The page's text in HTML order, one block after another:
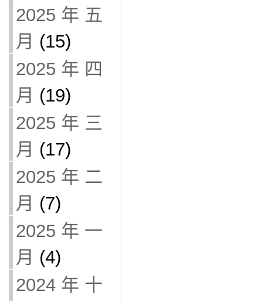
2025 年 五
月 (15)
2025 年 四
月 (19)
2025 年 三
月 (17)
2025 年 二
月 (7)
2025 年 一
月 (4)
2024 年 十